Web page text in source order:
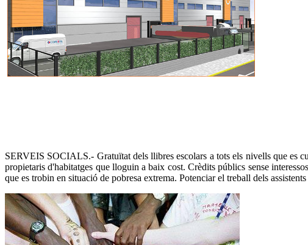
SERVEIS SOCIALS.- Gratuïtat dels llibres escolars a tots els nivells que es
propietaris d'habitatges que lloguin a baix cost. Crèdits públics sense
que es trobin en situació de pobresa extrema. Potenciar el treball dels